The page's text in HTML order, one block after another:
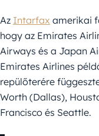
Az Intarfax amerikai
hogy az Emirates
Airways és a Japan
Emirates Airlines
repülőterére
Worth (Dallas),
Francisco és Seattle.